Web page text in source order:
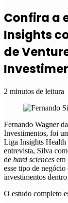
Confira a
Insights
de
2 minutos de leitura
Fernando Wagner
Investimentos, foi
Liga Insights Health
entrevista, Silva
de hard sciences em
esse tipo de
investimentos
O estudo completo